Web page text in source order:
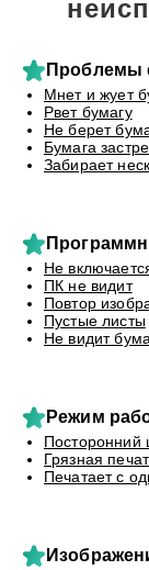
Проблемы
Мнет и жует
Рвет бумагу
Не берет
Бумага
Забирает
Не
ПК не видит
Повтор
Пустые листы
Не видит
Режим
Посторонний
Грязная
Печатает с